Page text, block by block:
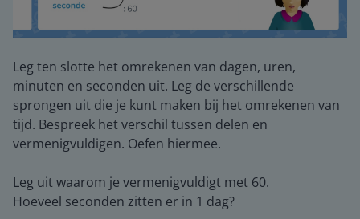
Leg ten slotte het omrekenen van dagen, uren,
minuten en seconden uit. Leg de verschillende
sprongen uit die je kunt maken bij het omrekenen van
tijd. Bespreek het verschil tussen delen en
vermenigvuldigen. Oefen hiermee.
Leg uit waarom je vermenigvuldigt met 60.
Hoeveel seconden zitten er in 1 dag?